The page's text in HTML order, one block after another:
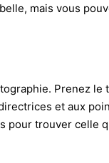
mais vous
Prenez le
et aux
pour trouver celle